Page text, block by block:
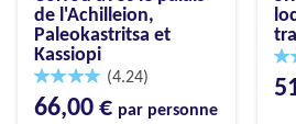
de l'Achilleion,
Paleokastritsa et
Kassiopi
(4.24)
66,00 € par personne